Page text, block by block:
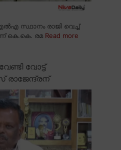
സ്ഥാനം രാജി വെച്ച്
കെ.കെ. രമ Read more
വോട്ട്
രാജേന്ദ്രന്